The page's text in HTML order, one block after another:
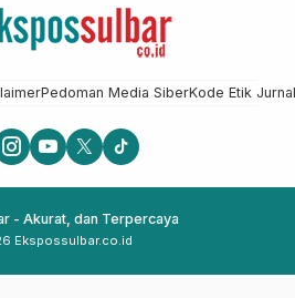
Pedoman Media SiberKode Etik
- Akurat, dan Terpercaya
Ekspossulbar.co.id